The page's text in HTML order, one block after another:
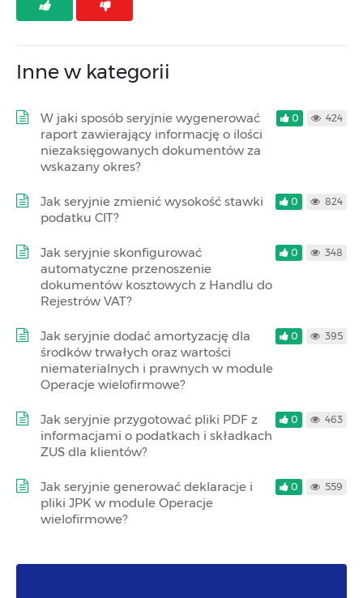
Inne w kategorii
W jaki sposób seryjnie wygenerować
raport zawierający informację o ilości
niezaksięgowanych dokumentów za
wskazany okres?
0 424
Jak seryjnie zmienić wysokość stawki
podatku CIT?
0 824
Jak seryjnie skonfigurować
automatyczne przenoszenie
dokumentów kosztowych z Handlu do
Rejestrów VAT?
0 348
Jak seryjnie dodać amortyzację dla
środków trwałych oraz wartości
niematerialnych i prawnych w module
Operacje wielofirmowe?
0 395
Jak seryjnie przygotować pliki PDF z
informacjami o podatkach i składkach
ZUS dla klientów?
0 463
Jak seryjnie generować deklaracje i
pliki JPK w module Operacje
wielofirmowe?
0 559